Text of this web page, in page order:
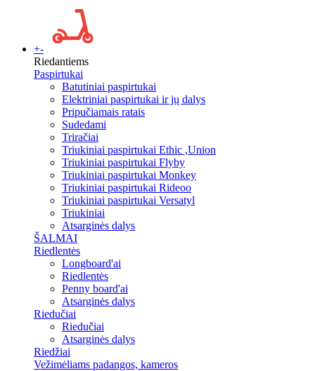
+-
Riedantiems
Paspirtukai
Batutiniai paspirtukai
Elektriniai paspirtukai ir jų dalys
Pripučiamais ratais
Sudedami
Triračiai
Triukiniai paspirtukai Ethic ,Union
Triukiniai paspirtukai Flyby
Triukiniai paspirtukai Monkey
Triukiniai paspirtukai Rideoo
Triukiniai paspirtukai Versatyl
Triukiniai
Atsarginės dalys
ŠALMAI
Riedlentės
Longboard'ai
Riedlentės
Penny board'ai
Atsarginės dalys
Riedučiai
Riedučiai
Atsarginės dalys
Riedžiai
Vežimėliams padangos, kameros